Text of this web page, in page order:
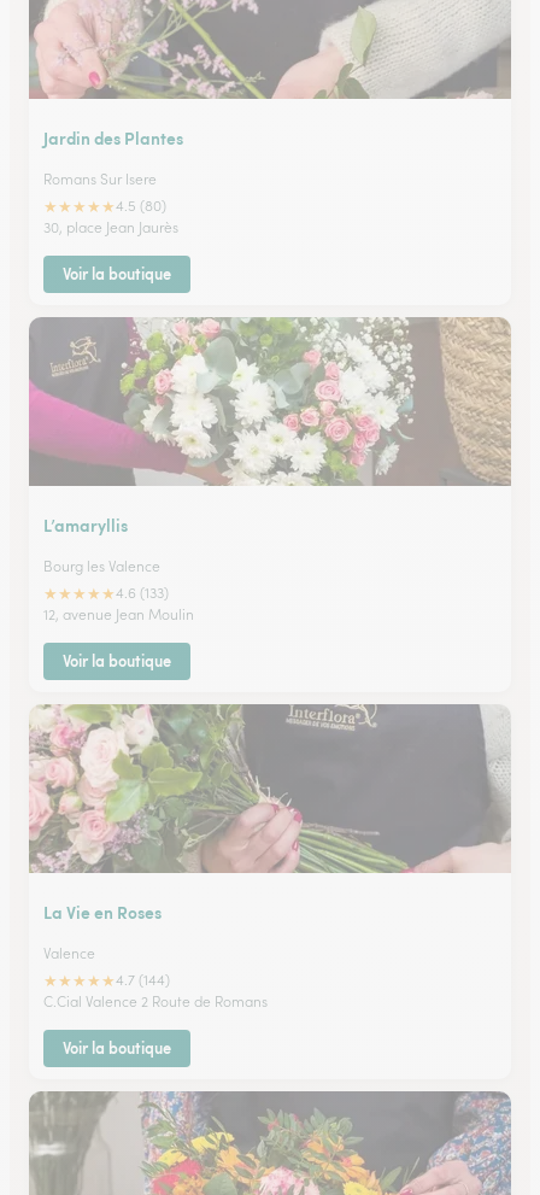
Jardin des Plantes
Romans Sur Isere
★★★★★4.5 (80)
30, place Jean Jaurès
Voir la boutique
L’amaryllis
Bourg les Valence
★★★★★4.6 (133)
12, avenue Jean Moulin
Voir la boutique
La Vie en Roses
Valence
★★★★★4.7 (144)
C.Cial Valence 2 Route de Romans
Voir la boutique